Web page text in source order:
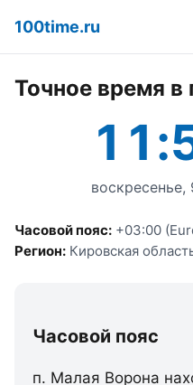
100time.ru
Точное время
воскресенье,
Часовой пояс: +03:00
Регион: Кировская
Часовой пояс
п. Малая Ворона